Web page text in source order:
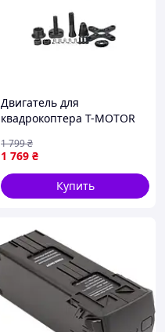
Двигатель для
квадрокоптера T-MOTOR
1 769 ₴
1 799₴
Купить